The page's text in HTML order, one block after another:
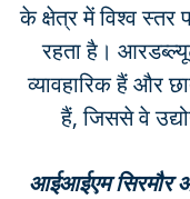
के क्षेत्र में विश्व स्तर
रहता है।
व्यावहारिक हैं और
हैं, जिससे वे
आईआईएम सिरमौर